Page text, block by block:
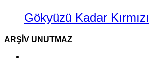
Gökyüzü Kadar Kırmızı
ARŞIV UNUTMAZ